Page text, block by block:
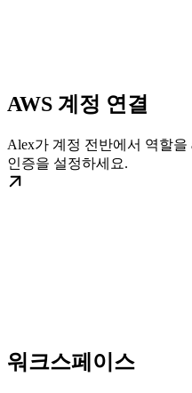
AWS 계정 연결
Alex가 계정 전반에서 역할을
인증을 설정하세요.
워크스페이스